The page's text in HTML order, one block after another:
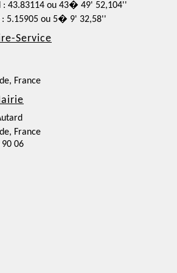
: 43.83114 ou 43� 49' 52,104''
: 5.15905 ou 5� 9' 32,58''
Service
France
France
90 06